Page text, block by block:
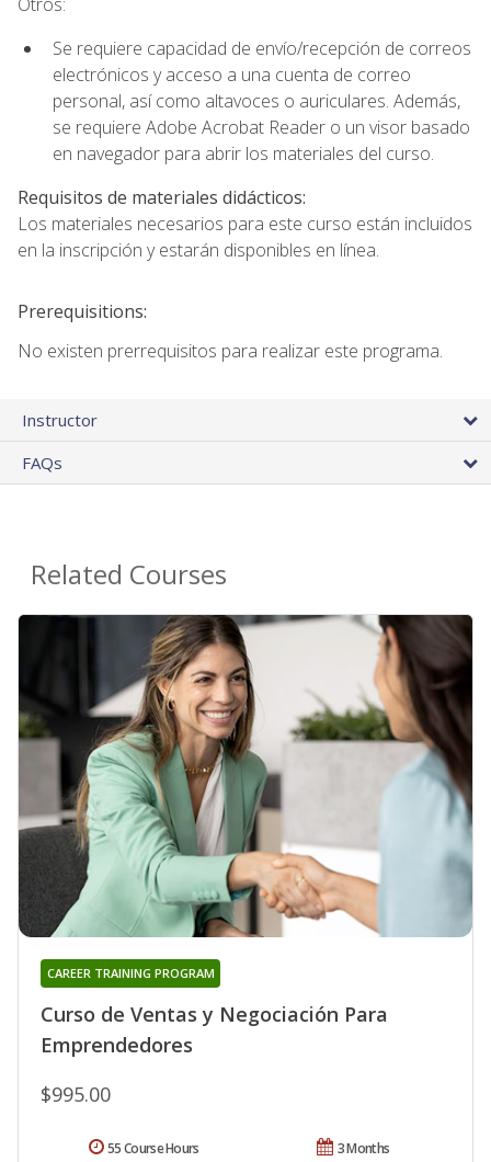
Se requiere capacidad de envío/recepción de correos
electrónicos y acceso a una cuenta de correo
personal, así como altavoces o auriculares. Además,
se requiere Adobe Acrobat Reader o un visor basado
en navegador para abrir los materiales del curso.
Requisitos de materiales didácticos:
Los materiales necesarios para este curso están incluidos
en la inscripción y estarán disponibles en línea.
Prerequisitions:
No existen prerrequisitos para realizar este programa.
Instructor
FAQs
Related Courses
Curso de Ventas y Negociación Para
Emprendedores
CAREER TRAINING PROGRAM
$995.00
3 Months
55 Course Hours